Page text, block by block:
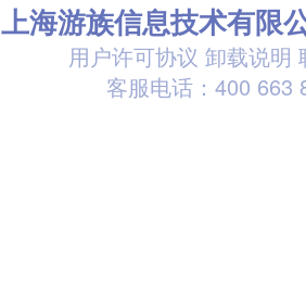
上海游族信息技术有限
用户许可协议 卸载说明
客服电话：400 663